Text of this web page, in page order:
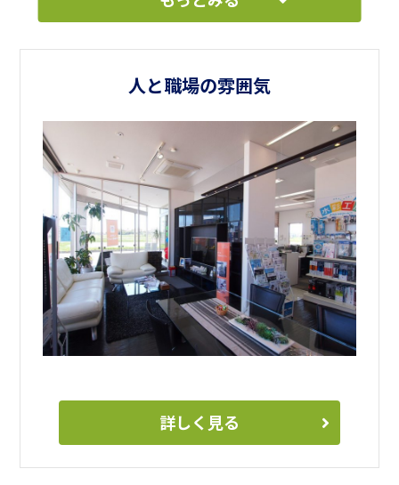
しかしそんな完璧ではないところを…
「お客さまの笑顔を見たいという一心」「住まいのプロとして
そういったものでリカバリーするようなあなたを安房住宅
は必要としています。
あなたもAWAJYUの一員になりませんか？
家づくり（リフォーム）と南房総地域のお客さま（人）が大好き
になることは間違いないですよ！
人と職場の雰囲気
詳しく見る